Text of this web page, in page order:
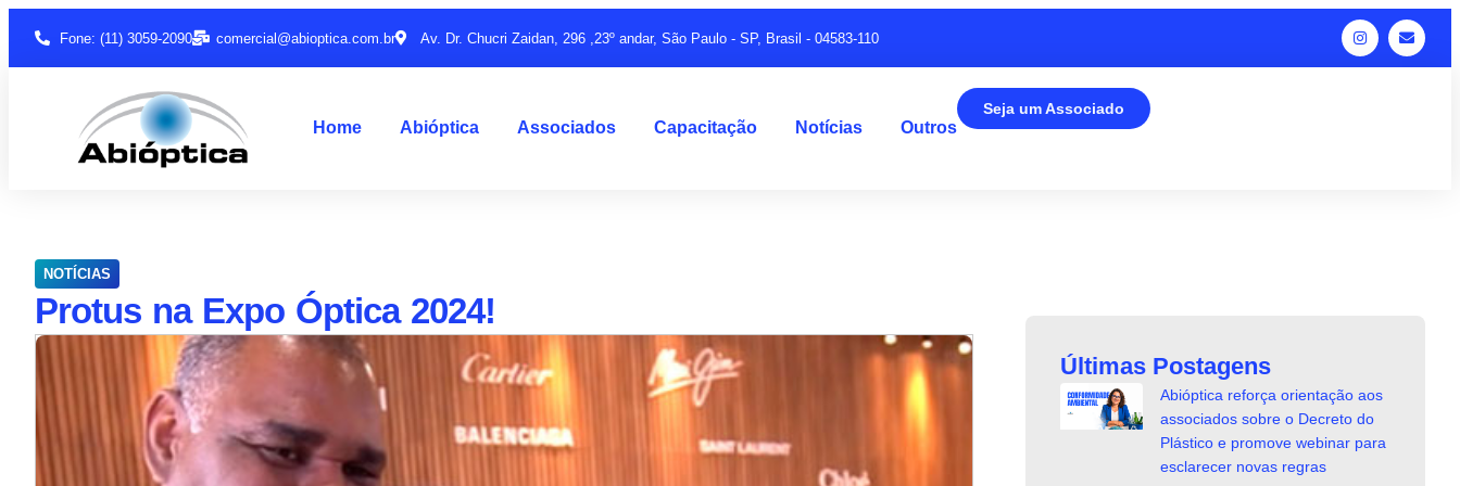
Fone: (11) 3059-2090 comercial@abioptica.com.br Av. Dr. Chucri Zaidan, 296 ,23º andar, São Paulo - SP, Brasil - 04583-110
Home Abióptica Associados Capacitação Notícias Outros
Seja um Associado
NOTÍCIAS
Protus na Expo Óptica 2024!
Últimas Postagens
Abióptica reforça orientação aos
associados sobre o Decreto do
Plástico e promove webinar para
esclarecer novas regras